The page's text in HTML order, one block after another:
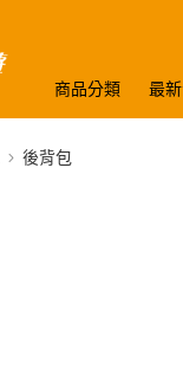
商品分類 最
後背包